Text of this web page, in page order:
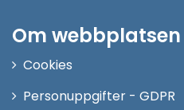
Om webbplatsen
Cookies
Personuppgifter - GDPR